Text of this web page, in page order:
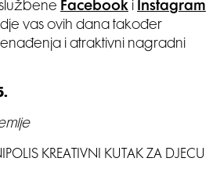
Facebook i Instagram
vas ovih dana također
i atraktivni nagradni
KREATIVNI KUTAK ZA DJECU